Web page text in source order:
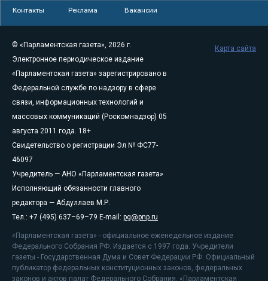
Контакты Реклама Вакансии
© «Парламентская газета», 2026 г.
Электронное периодическое издание
«Парламентская газета» зарегистрировано в
Федеральной службе по надзору в сфере
связи, информационных технологий и
массовых коммуникаций (Роскомнадзор) 05
августа 2011 года. 18+
Свидетельство о регистрации Эл № ФС77-
46097
Учредитель — АНО «Парламентская газета»
Исполняющий обязанности главного
редактора — Абдуллаев М.Р.
Тел.: +7 (495) 637–69–79 E-mail: pg@pnp.ru
«Парламентская газета» - официальное еженедельное издание
Федерального Собрания РФ. Издается с 1997 года. Учредители
газеты - Государственная Дума и Совет Федерации РФ. Официальный
публикатор федеральных конституционных законов, федеральных
законов и актов палат Федерального Собрания. «Парламентская
Карта сайта